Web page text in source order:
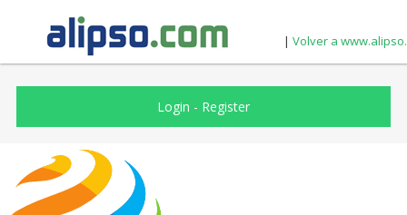
| Volver a
Login - Register